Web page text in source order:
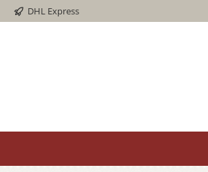
Zur Hauptnavigation springen
DHL Express